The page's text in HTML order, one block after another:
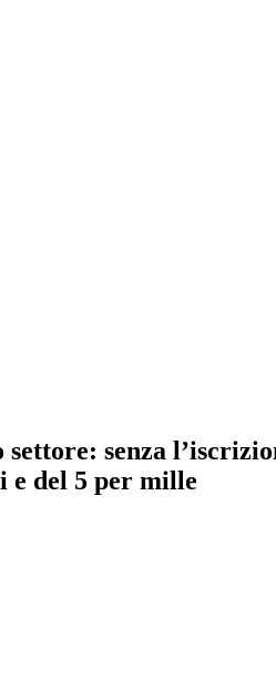
senza
e del 5 per mille